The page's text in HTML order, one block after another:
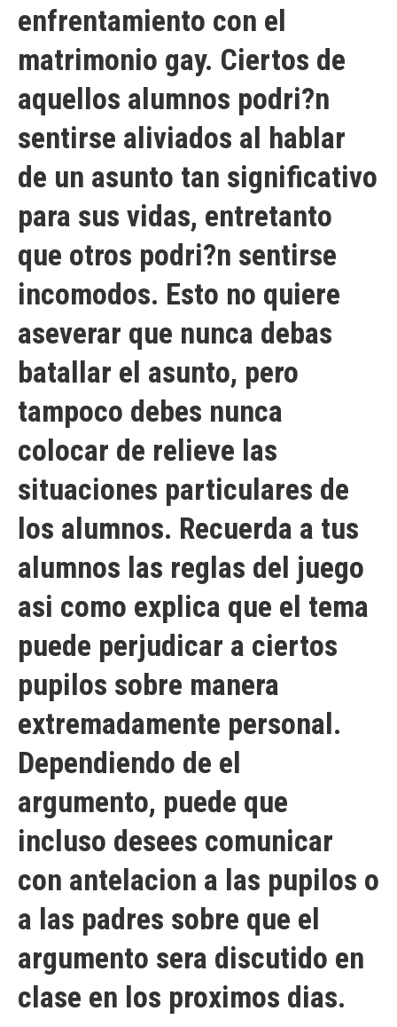
enfrentamiento con el
matrimonio gay. Ciertos de
aquellos alumnos podri?n
sentirse aliviados al hablar
de un asunto tan significativo
para sus vidas, entretanto
que otros podri?n sentirse
incomodos. Esto no quiere
aseverar que nunca debas
batallar el asunto, pero
tampoco debes nunca
colocar de relieve las
situaciones particulares de
los alumnos. Recuerda a tus
alumnos las reglas del juego
asi­ como explica que el tema
puede perjudicar a ciertos
pupilos sobre manera
extremadamente personal.
Dependiendo de el
argumento, puede que
incluso desees comunicar
con antelacion a las pupilos o
a las padres sobre que el
argumento sera discutido en
clase en los proximos dias.